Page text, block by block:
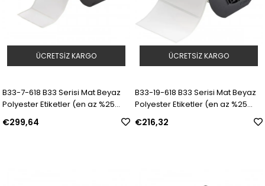
B33-7-618 B33 Serisi Mat Beyaz
Polyester Etiketler (en az %25
Model: 153248 | SKU: Y4957979
€299,64
ÜCRETSIZ KARGO
B33-19-618 B33 Serisi Mat Beyaz
Polyester Etiketler (en az %25
Model: 153249 | SKU: Y4957980
€216,32
ÜCRETSIZ KARGO